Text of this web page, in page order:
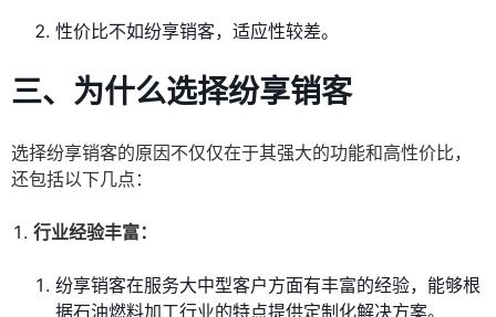
性价比不如纷享销客，适应性较差。
三、为什么选择纷享销客
选择纷享销客的原因不仅仅在于其强大的功能和高性价比，
还包括以下几点：
行业经验丰富：
纷享销客在服务大中型客户方面有丰富的经验，能够根
据石油燃料加工行业的特点提供定制化解决方案。